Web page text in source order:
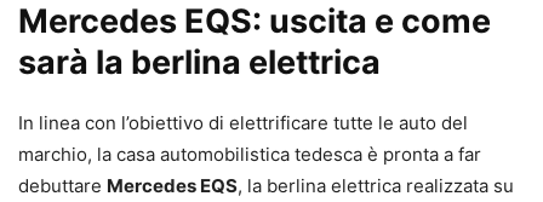
Mercedes EQS: uscita e come
sarà la berlina elettrica
In linea con l’obiettivo di elettrificare tutte le auto del
marchio, la casa automobilistica tedesca è pronta a far
debuttare Mercedes EQS, la berlina elettrica realizzata su